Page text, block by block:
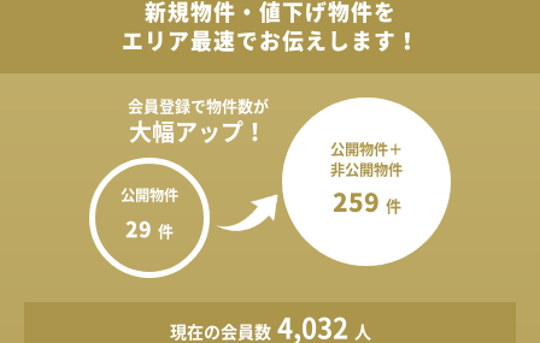
新規物件・値下げ物件を
エリア最速でお伝えします！
会員登録で物件数が
大幅アップ！
公開物件
29 件
公開物件＋
非公開物件
259 件
現在の会員数 4,032 人